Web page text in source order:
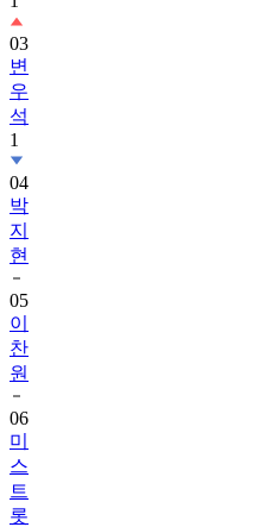
03
변
우
석
1
04
박
지
현
05
이
찬
원
06
미
스
트
롯